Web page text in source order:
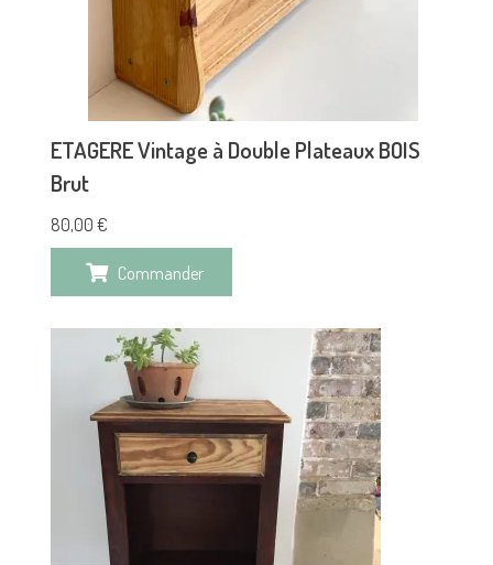
ETAGERE Vintage à Double Plateaux BOIS
Brut
80,00 €
Commander